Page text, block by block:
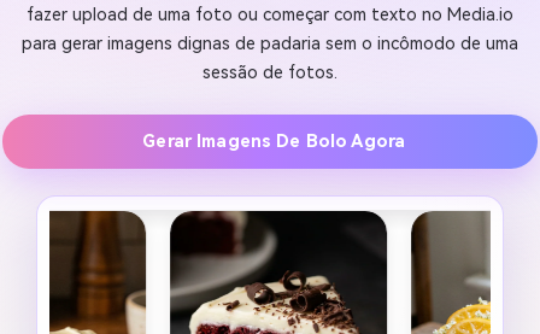
fazer upload de uma foto ou começar com texto no Media.io
para gerar imagens dignas de padaria sem o incômodo de uma
sessão de fotos.
Gerar Imagens De Bolo Agora